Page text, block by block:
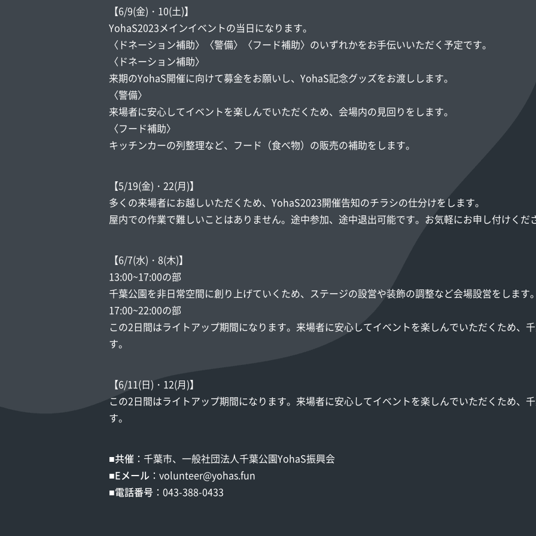
【6/9(金)・10(土)】
YohaS2023メインイベントの当日になります。
〈ドネーション補助〉〈警備〉〈フード補助〉のいずれかをお手伝いいただく予定です。
〈ドネーション補助〉
来期のYohaS開催に向けて募金をお願いし、YohaS記念グッズをお渡しします。
〈警備〉
来場者に安心してイベントを楽しんでいただくため、会場内の見回りをします。
〈フード補助〉
キッチンカーの列整理など、フード（食べ物）の販売の補助をします。
【5/19(金)・22(月)】
多くの来場者にお越しいただくため、YohaS2023開催告知のチラシの仕分けをします。
屋内での作業で難しいことはありません。途中参加、途中退出可能です。お気軽にお申し付けくだ
【6/7(水)・8(木)】
13:00~17:00の部
千葉公園を非日常空間に創り上げていくため、ステージの設営や装飾の調整など会場設営をします
17:00~22:00の部
この2日間はライトアップ期間になります。来場者に安心してイベントを楽しんでいただくため、
す。
【6/11(日)・12(月)】
この2日間はライトアップ期間になります。来場者に安心してイベントを楽しんでいただくため、
す。
■共催 ：千葉市、一般社団法人千葉公園YohaS振興会
■Eメール ：volunteer@yohas.fun
■電話番号 ：043-388-0433